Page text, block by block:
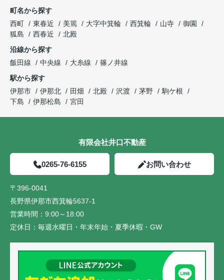
町名から探す
西町
東春近 美篶 大字中箕輪 西箕輪 山寺
御園
狐島
西春近
北殿
沿線から探す
飯田線
中央線 大糸線
篠ノ井線
駅から探す
伊那市
伊那北 田畑 北殿 沢渡 茅野
駒ケ根
下島
伊那松島 宮田
有限会社井口不動産
0265-76-6155 お問い合わせ
〒396-0041
長野県伊那市西箕輪5637-1
営業時間： 9:00～18:00
定休日： 毎週水曜日・年末年始・夏季休暇・GW